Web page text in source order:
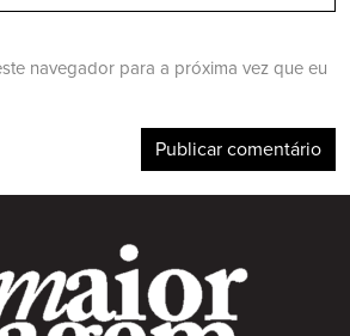
navegador para a próxima vez que eu